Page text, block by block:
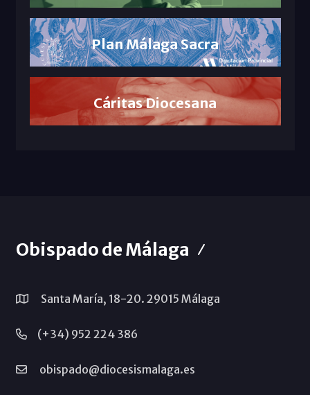
Plan Málaga Sacra
Cáritas Diocesana
Obispado de Málaga
Santa María, 18-20. 29015 Málaga
(+34) 952 224 386
obispado@diocesismalaga.es